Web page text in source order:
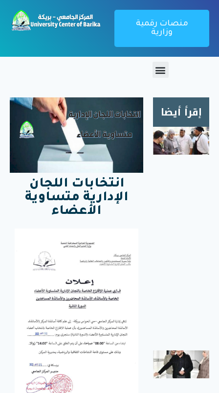
منصات رقمية
وزارية
إقرأ أيضا
زيارة
الجامعية
وجبة
الإفطار
والنظافة على
الجامعية،
انتخابات اللجان
الإدارية متساوية
الأعضاء